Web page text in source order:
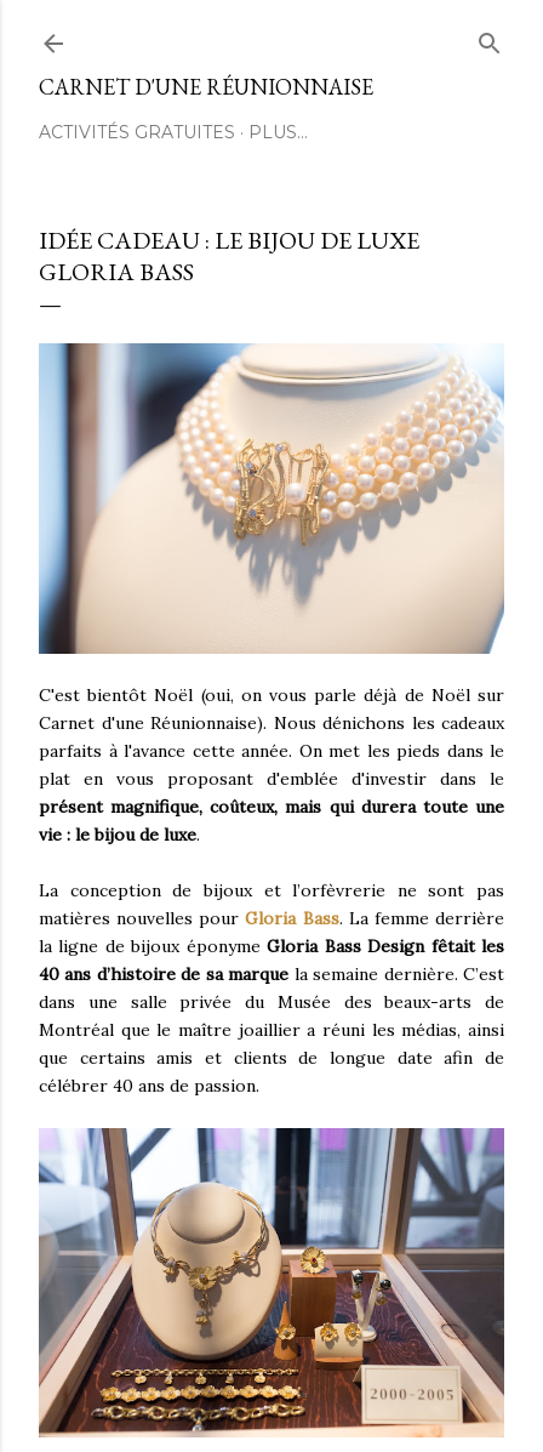
CARNET D'UNE RÉUNIONNAISE
ACTIVITÉS GRATUITES PLUS…
IDÉE CADEAU : LE BIJOU DE LUXE
GLORIA BASS
C'est bientôt Noël (oui, on vous parle déjà de Noël sur
Carnet d'une Réunionnaise). Nous dénichons les cadeaux
parfaits à l'avance cette année. On met les pieds dans le
plat en vous proposant d'emblée d'investir dans le
présent magnifique, coûteux, mais qui durera toute une
vie : le bijou de luxe.
La conception de bijoux et l’orfèvrerie ne sont pas
matières nouvelles pourGloria Bass. La femme derrière
la ligne de bijoux éponymeGloria Bass Design fêtait les
40 ans d’histoire de sa marque la semaine dernière. C’est
dans une salle privée du Musée des beaux-arts de
Montréal que le maître joaillier a réuni les médias, ainsi
que certains amis et clients de longue date afin de
célébrer 40 ans de passion.